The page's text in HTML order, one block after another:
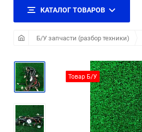
КАТАЛОГ ТОВАРОВ
Б/У запчасти (разбор техники)
Товар Б/У